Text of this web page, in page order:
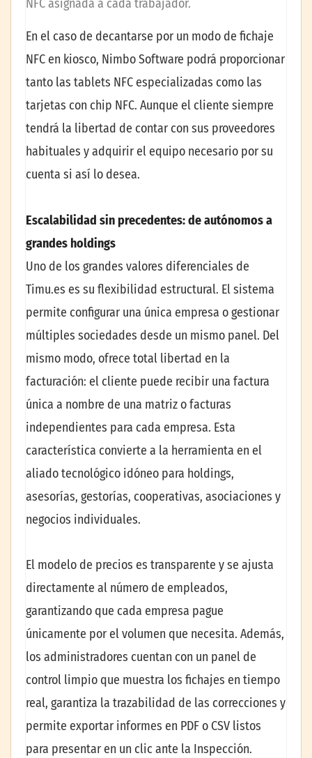
NFC asignada a cada trabajador.
En el caso de decantarse por un modo de fichaje
NFC en kiosco, Nimbo Software podrá proporcionar
tanto las tablets NFC especializadas como las
tarjetas con chip NFC. Aunque el cliente siempre
tendrá la libertad de contar con sus proveedores
habituales y adquirir el equipo necesario por su
cuenta si así lo desea.
Escalabilidad sin precedentes: de autónomos a
grandes holdings
Uno de los grandes valores diferenciales de
Timu.es es su flexibilidad estructural. El sistema
permite configurar una única empresa o gestionar
múltiples sociedades desde un mismo panel. Del
mismo modo, ofrece total libertad en la
facturación: el cliente puede recibir una factura
única a nombre de una matriz o facturas
independientes para cada empresa. Esta
característica convierte a la herramienta en el
aliado tecnológico idóneo para holdings,
asesorías, gestorías, cooperativas, asociaciones y
negocios individuales.
El modelo de precios es transparente y se ajusta
directamente al número de empleados,
garantizando que cada empresa pague
únicamente por el volumen que necesita. Además,
los administradores cuentan con un panel de
control limpio que muestra los fichajes en tiempo
real, garantiza la trazabilidad de las correcciones y
permite exportar informes en PDF o CSV listos
para presentar en un clic ante la Inspección.